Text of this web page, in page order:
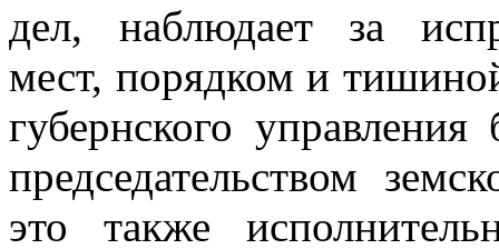
дел, наблюдает за
мест, порядком и
губернского
председательством
это также